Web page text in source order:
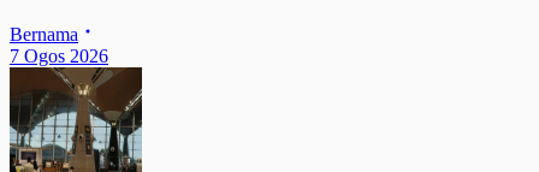
Bernama
7 Ogos 2026